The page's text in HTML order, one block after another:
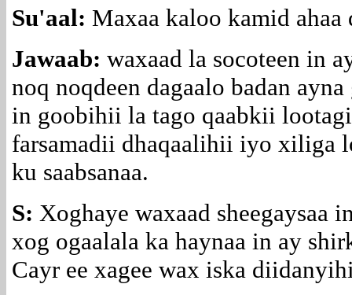
Su'aal: Maxaa kaloo kamid ahaa
Jawaab: waxaad la socoteen in
noq noqdeen dagaalo badan
in goobihii la tago qaabkii
farsamadii dhaqaalihii iyo xiliga
ku saabsanaa.
S: Xoghaye waxaad sheegaysaa
xog ogaalala ka haynaa in ay
Cayr ee xagee wax iska